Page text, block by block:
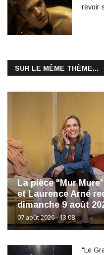
revoir
SUR LE MÊME THÈME...
La pièce "Mur
et Laurence Arné
dimanche 9 août
07 août 2026 - 13:08
"Le